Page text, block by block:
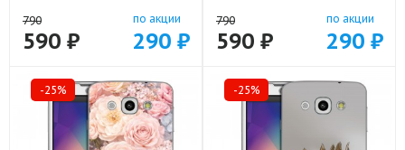
790
590 ₽
по акции
290 ₽
790
590 ₽
по акции
290 ₽
-25% -25%